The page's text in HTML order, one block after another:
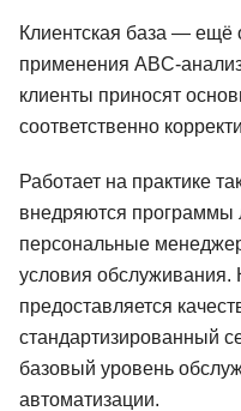
Клиентская база — ещё
применения ABC-
клиенты приносят
соответственно
Работает на практике
внедряются программы
персональные
условия обслуживания.
предоставляется
стандартизированный
базовый уровень
автоматизации.